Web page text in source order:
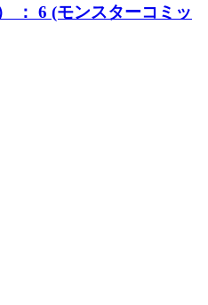
： 6 (モンスターコミッ